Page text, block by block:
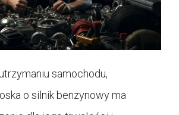
samochodu,
o silnik benzynowy ma